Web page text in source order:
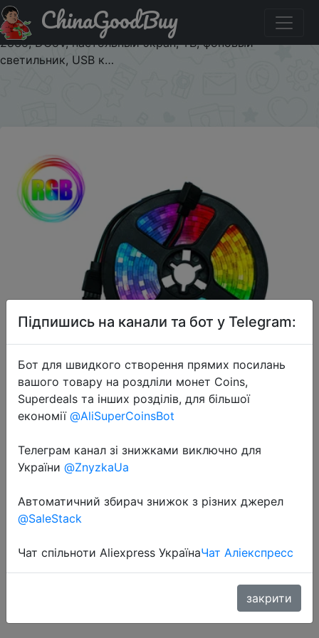
Акція на Светодиодный ленточный светильник, гибкая
лампа, 1 м, 2 м, 3 м, 4 м, 5 м, ленточный диод SMD
2835, DC5V, настольный экран, ТВ, фоновый
светильник, USB к…
ChinaGoodBuy
Светодиодный ленточный
светильник, гибкая лампа, 1 м, 2
м, 3 м, 4 м, 5 м, ленточный диод
SMD 2835, DC5V, настольный
USB к…
Підпишись на канали та бот у Telegram:
Бот для швидкого створення прямих посилань
вашого товару на роздліли монет Coins,
Superdeals та інших розділів, для більшої
економії @AliSuperCoinsBot
Телеграм канал зі знижками виключно для
України @ZnyzkaUa
Автоматичний збирач знижок з різних джерел
@SaleStack
Чат спільноти Aliexpress УкраїнаЧат Аліекспресс
закрити